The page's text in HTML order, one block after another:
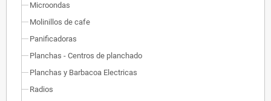
Microondas
Molinillos de cafe
Panificadoras
Planchas - Centros de planchado
Planchas y Barbacoa Electricas
Radios